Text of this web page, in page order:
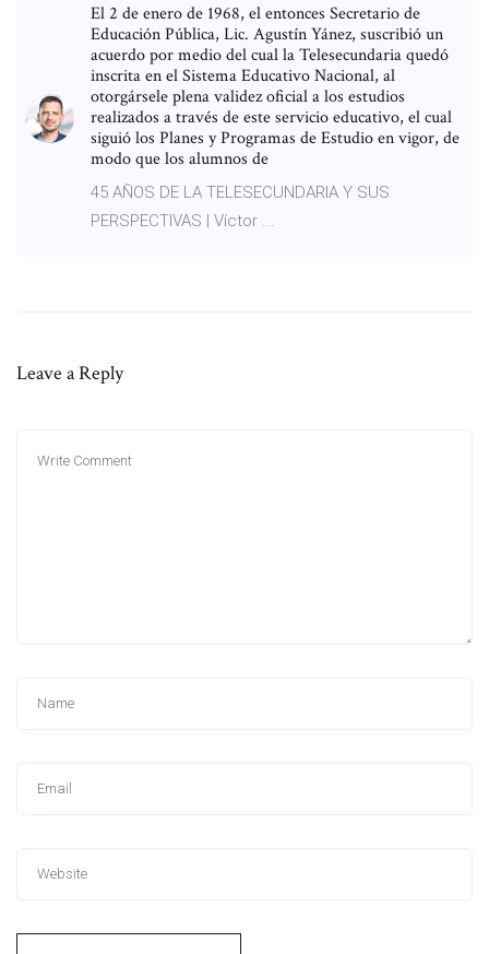
El 2 de enero de 1968, el entonces Secretario de
Educación Pública, Lic. Agustín Yánez, suscribió un
acuerdo por medio del cual la Telesecundaria quedó
inscrita en el Sistema Educativo Nacional, al
otorgársele plena validez oficial a los estudios
realizados a través de este servicio educativo, el cual
siguió los Planes y Programas de Estudio en vigor, de
modo que los alumnos de
45 AÑOS DE LA TELESECUNDARIA Y SUS
PERSPECTIVAS | Víctor ...
Leave a Reply